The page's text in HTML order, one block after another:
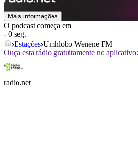
Mais informações
O podcast começa em
- 0 seg.
Estações Umhlobo Wenene FM
Ouça esta rádio gratuitamente no aplicativo:
radio.net